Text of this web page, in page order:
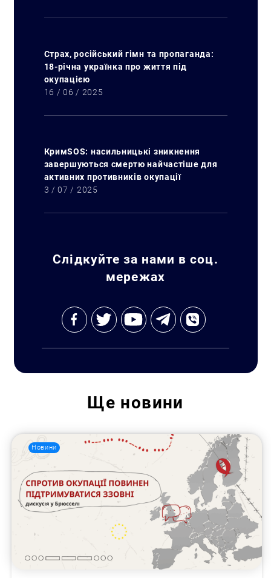
Пошук за запитом:
Страх, російський гімн та пропаганда:
18-річна українка про життя під
окупацією
16 / 06 / 2025
КримSOS: насильницькі зникнення
завершуються смертю найчастіше для
активних противників окупації
3 / 07 / 2025
Слідкуйте за нами в соц.
мережах
Ще новини
Новини